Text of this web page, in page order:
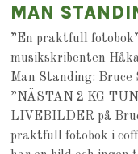
MAN
”En praktfull
musikskribenten
Man Standing: Bruce
”NÄSTAN 2 KG
LIVEBILDER på
praktfull fotobok i